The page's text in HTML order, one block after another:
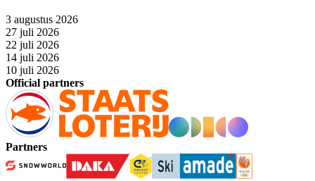
3 augustus 2026
27 juli 2026
22 juli 2026
14 juli 2026
10 juli 2026
Official partners
Partners